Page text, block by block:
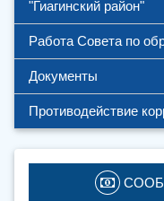
"Гиагинский район"
Работа Совета по
Документы
Противодействие